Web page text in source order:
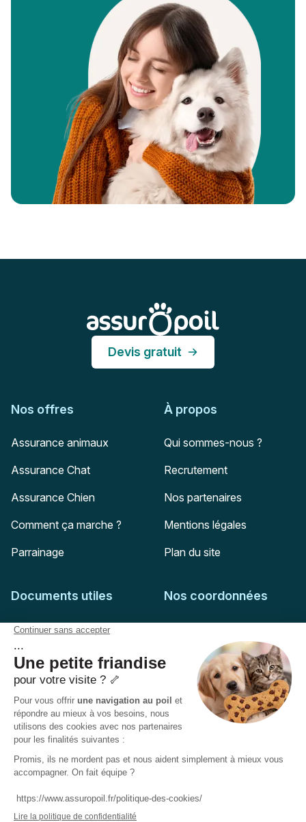
Devis gratuit
Nos offres
Assurance animaux
Assurance Chat
Assurance Chien
Comment ça marche ?
Parrainage
À propos
Qui sommes-nous ?
Recrutement
Nos partenaires
Mentions légales
Plan du site
Documents utiles
Feuille de soins
Conditions générales
Politique de confidentialité
Politique des Cookies
Accessibilité :
Partiellement conforme
Nos coordonnées
51-55 rue Hoche
94767
Ivry-sur-Seine
Pas encore client ?
Mail :
adhesion@assuropoil.com
Tel :
01 77 94 89 02